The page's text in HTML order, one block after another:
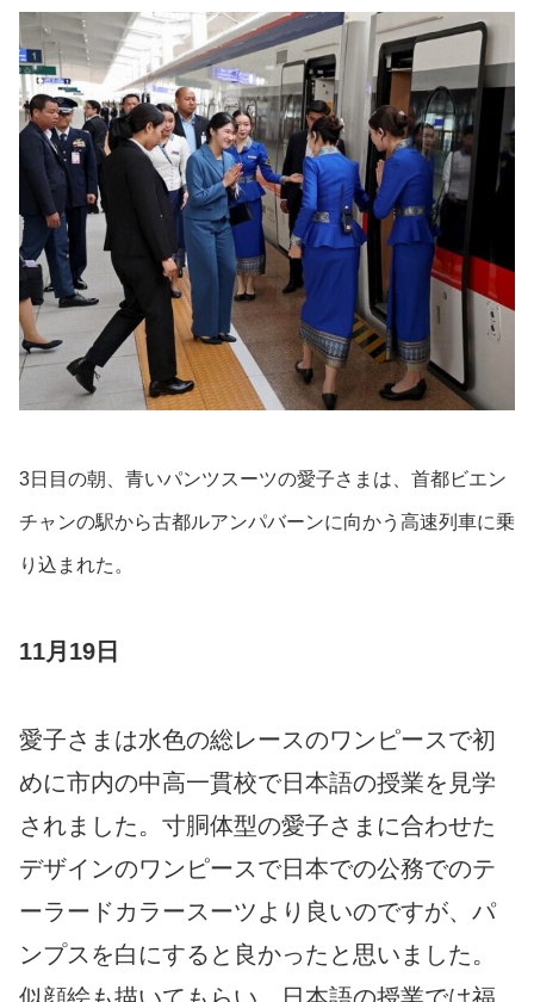
3日目の朝、青いパンツスーツの愛子さまは、首都ビエン
チャンの駅から古都ルアンパバーンに向かう高速列車に乗
り込まれた。
11月19日
愛子さまは水色の総レースのワンピースで初
めに市内の中高一貫校で日本語の授業を見学
されました。寸胴体型の愛子さまに合わせた
デザインのワンピースで日本での公務でのテ
ーラードカラースーツより良いのですが、パ
ンプスを白にすると良かったと思いました。